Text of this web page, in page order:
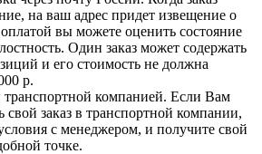
на ваш адрес придет извещение о
вы можете оценить состояние
Один заказ может содержать
и его стоимость не должна
р.
транспортной компанией. Если Вам
свой заказ в транспортной компании,
с менеджером, и получите свой
точке.